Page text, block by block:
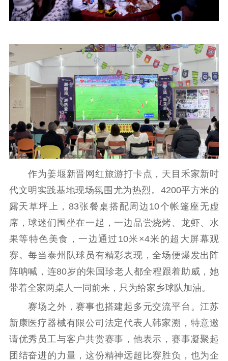
作为姜堰新晋网红旅游打卡点，天目禾家新时
代文明实践基地现场氛围尤为热烈。4200平方米的
露天草坪上，83张餐桌搭配周边10个帐篷座无虚
席，球迷们围坐在一起，一边品尝烧烤、龙虾、水
果等特色美食，一边通过10米×4米的超大屏幕观
赛。每当泰州队球员有精彩表现，全场便爆发出阵
阵呐喊，连80岁的朱国珍老人都全程跟着助威，她
带着全家两桌人一同前来，只为给家乡球队加油。
赛场之外，赛事也搭建起多元交流平台。江苏
新康医疗器械有限公司法定代表人韩家溯，特意邀
请优秀员工与客户共赏赛事，他表示，赛事凝聚起
团结奋进的力量，这份精神远超比赛胜负，也为企